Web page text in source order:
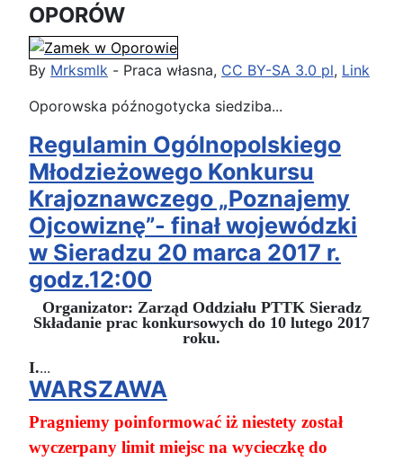
OPORÓW
By Mrksmlk - Praca własna, CC BY-SA 3.0 pl, Link
Oporowska późnogotycka siedziba...
Regulamin Ogólnopolskiego
Młodzieżowego Konkursu
Krajoznawczego „Poznajemy
Ojcowiznę”- finał wojewódzki
w Sieradzu 20 marca 2017 r.
godz.12:00
Organizator: Zarząd Oddziału PTTK Sieradz
Składanie prac konkursowych do 10 lutego 2017
roku.
I....
WARSZAWA
Pragniemy poinformować iż niestety został
wyczerpany limit miejsc na wycieczkę do